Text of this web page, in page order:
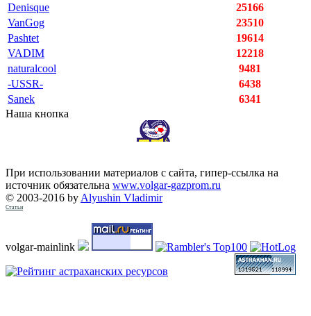
Denisque
25166
VanGog
23510
Pashtet
19614
VADIM
12218
naturalcool
9481
-USSR-
6438
Sanek
6341
Наша кнопка
При использовании материалов с сайта, гипер-ссылка на
источник обязательна www.volgar-gazprom.ru
© 2003-2016 by Alyushin Vladimir
Статьи
volgar-mainlink